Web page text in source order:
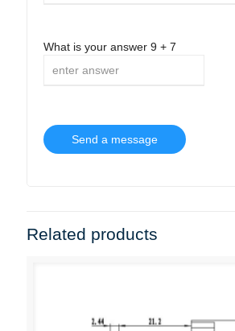
What is your answer 9 + 7
Related products